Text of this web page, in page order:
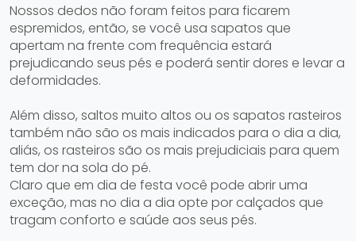
Nossos dedos não foram feitos para ficarem
espremidos, então, se você usa sapatos que
apertam na frente com frequência estará
prejudicando seus pés e poderá sentir dores e levar a
deformidades.
Além disso, saltos muito altos ou os sapatos rasteiros
também não são os mais indicados para o dia a dia,
aliás, os rasteiros são os mais prejudiciais para quem
tem dor na sola do pé.
Claro que em dia de festa você pode abrir uma
exceção, mas no dia a dia opte por calçados que
tragam conforto e saúde aos seus pés.